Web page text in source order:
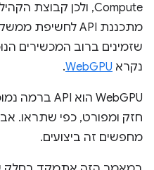
נקרא WebGPU
.
חזק ומפורט, כפי שתראו.
מחפשים זה ביצועים.